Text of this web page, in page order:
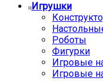
Игрушки
Роботы
Фигурки
Игровые
Игровые